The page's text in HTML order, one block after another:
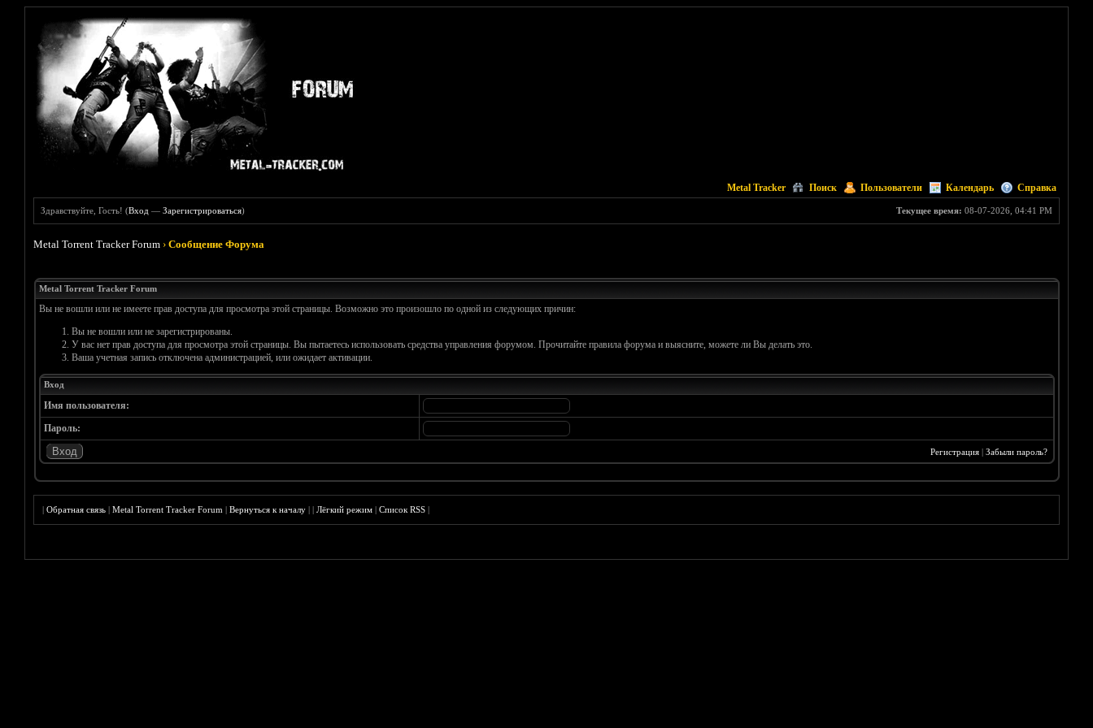
Metal Tracker Поиск Пользователи Календарь Справка
Текущее время: 08-07-2026, 04:41 PM
Здравствуйте, Гость! (Вход —Зарегистрироваться)
Metal Torrent Tracker Forum ›Сообщение Форума
Metal Torrent Tracker Forum
Вы не вошли или не имеете прав доступа для просмотра этой страницы. Возможно это произошло по одной из следующих причин:
Вы не вошли или не зарегистрированы.
У вас нет прав доступа для просмотра этой страницы. Вы пытаетесь использовать средства управления форумом. Прочитайте правила форума и выясните, можете ли Вы делать это.
Ваша учетная запись отключена администрацией, или ожидает активации.
Вход
Имя пользователя:
Пароль:
Регистрация| Забыли пароль?
|Обратная связь |Metal Torrent Tracker Forum |Вернуться к началу ||Лёгкий режим |Список RSS |